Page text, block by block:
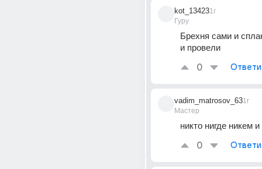
kot_13423
Гуру
1г
Брехня сами и
и провели
0
vadim_matrosov_63
Мастер
1г
никто нигде никем и
0